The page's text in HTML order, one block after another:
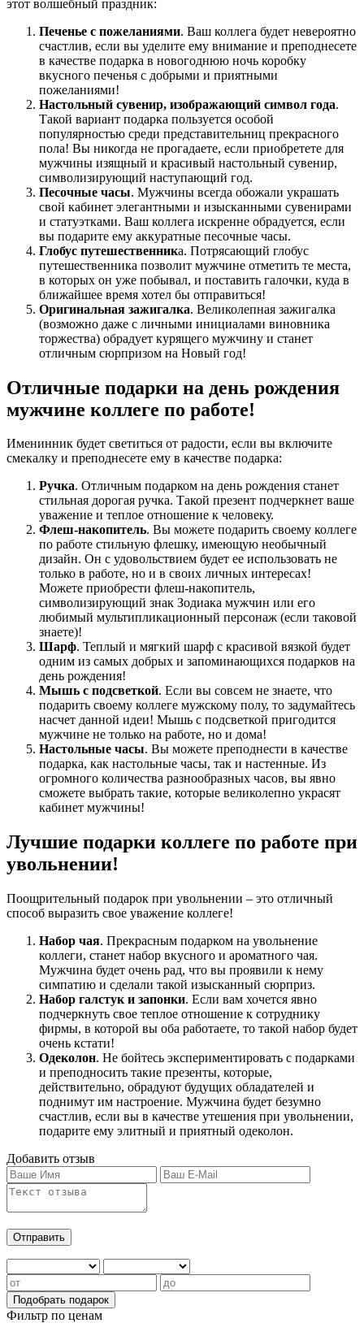
этот волшебный праздник:
Печенье с пожеланиями. Ваш коллега будет невероятно
счастлив, если вы уделите ему внимание и преподнесете
в качестве подарка в новогоднюю ночь коробку
вкусного печенья с добрыми и приятными
пожеланиями!
Настольный сувенир, изображающий символ года.
Такой вариант подарка пользуется особой
популярностью среди представительниц прекрасного
пола! Вы никогда не прогадаете, если приобретете для
мужчины изящный и красивый настольный сувенир,
символизирующий наступающий год.
Песочные часы. Мужчины всегда обожали украшать
свой кабинет элегантными и изысканными сувенирами
и статуэтками. Ваш коллега искренне обрадуется, если
вы подарите ему аккуратные песочные часы.
Глобус путешественника. Потрясающий глобус
путешественника позволит мужчине отметить те места,
в которых он уже побывал, и поставить галочки, куда в
ближайшее время хотел бы отправиться!
Оригинальная зажигалка. Великолепная зажигалка
(возможно даже с личными инициалами виновника
торжества) обрадует курящего мужчину и станет
отличным сюрпризом на Новый год!
Отличные подарки на день рождения
мужчине коллеге по работе!
Именинник будет светиться от радости, если вы включите
смекалку и преподнесете ему в качестве подарка:
Ручка. Отличным подарком на день рождения станет
стильная дорогая ручка. Такой презент подчеркнет ваше
уважение и теплое отношение к человеку.
Флеш-накопитель. Вы можете подарить своему коллеге
по работе стильную флешку, имеющую необычный
дизайн. Он с удовольствием будет ее использовать не
только в работе, но и в своих личных интересах!
Можете приобрести флеш-накопитель,
символизирующий знак Зодиака мужчин или его
любимый мультипликационный персонаж (если таковой
знаете)!
Шарф. Теплый и мягкий шарф с красивой вязкой будет
одним из самых добрых и запоминающихся подарков на
день рождения!
Мышь с подсветкой. Если вы совсем не знаете, что
подарить своему коллеге мужскому полу, то задумайтесь
насчет данной идеи! Мышь с подсветкой пригодится
мужчине не только на работе, но и дома!
Настольные часы. Вы можете преподнести в качестве
подарка, как настольные часы, так и настенные. Из
огромного количества разнообразных часов, вы явно
сможете выбрать такие, которые великолепно украсят
кабинет мужчины!
Лучшие подарки коллеге по работе при
увольнении!
Поощрительный подарок при увольнении – это отличный
способ выразить свое уважение коллеге!
Набор чая. Прекрасным подарком на увольнение
коллеги, станет набор вкусного и ароматного чая.
Мужчина будет очень рад, что вы проявили к нему
симпатию и сделали такой изысканный сюрприз.
Набор галстук и запонки. Если вам хочется явно
подчеркнуть свое теплое отношение к сотруднику
фирмы, в которой вы оба работаете, то такой набор будет
очень кстати!
Одеколон. Не бойтесь экспериментировать с подарками
и преподносить такие презенты, которые,
действительно, обрадуют будущих обладателей и
поднимут им настроение. Мужчина будет безумно
счастлив, если вы в качестве утешения при увольнении,
подарите ему элитный и приятный одеколон.
Добавить отзыв
Фильтр по ценам